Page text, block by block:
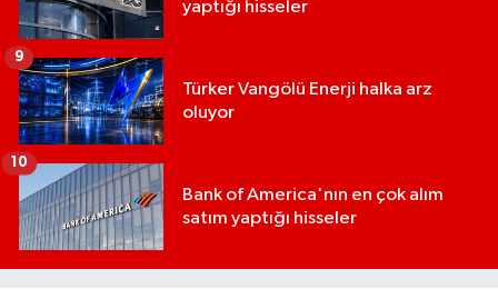
yaptığı hisseler
Türker Vangölü Enerji halka arz
oluyor
9
Bank of America'nın en çok alım
satım yaptığı hisseler
10